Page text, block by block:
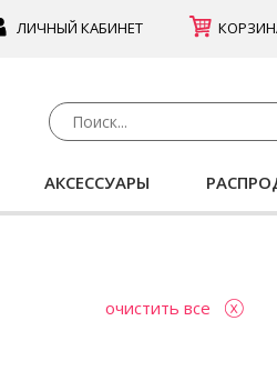
ЛИЧНЫЙ КАБИНЕТ
АКСЕССУАРЫ
очистить все